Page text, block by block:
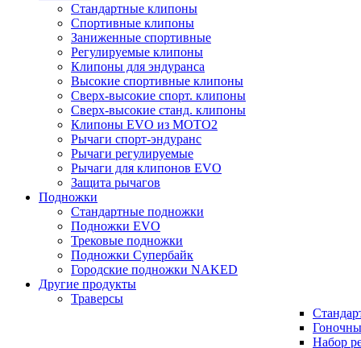
Стандартные клипоны
Спортивные клипоны
Заниженные спортивные
Регулируемые клипоны
Клипоны для эндуранса
Высокие спортивные клипоны
Сверх-высокие спорт. клипоны
Сверх-высокие станд. клипоны
Клипоны EVO из MOTO2
Рычаги спорт-эндуранс
Рычаги регулируемые
Рычаги для клипонов EVO
Защита рычагов
Подножки
Стандартные подножки
Подножки EVO
Трековые подножки
Подножки Супербайк
Городские подножки NAKED
Другие продукты
Траверсы
Набор